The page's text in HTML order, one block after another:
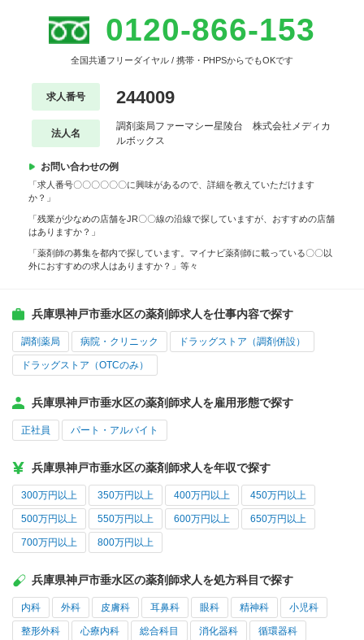
0120-866-153
全国共通フリーダイヤル / 携帯・PHPSからでもOKです
求人番号 244009
法人名
調剤薬局ファーマシー星陵台 株式会社メディカ
ルボックス
お問い合わせの例
「求人番号〇〇〇〇〇〇に興味があるので、詳細を教えていただけます
か？」
「残業が少なめの店舗をJR〇〇線の沿線で探していますが、おすすめの店舗
はありますか？」
「薬剤師の募集を都内で探しています。マイナビ薬剤師に載っている〇〇以
外におすすめの求人はありますか？」等々
兵庫県神戸市垂水区の薬剤師求人を仕事内容で探す
調剤薬局 病院・クリニック ドラッグストア（調剤併設）
ドラッグストア（OTCのみ）
兵庫県神戸市垂水区の薬剤師求人を雇用形態で探す
正社員 パート・アルバイト
兵庫県神戸市垂水区の薬剤師求人を年収で探す
300万円以上 350万円以上 400万円以上 450万円以上
500万円以上 550万円以上 600万円以上 650万円以上
700万円以上 800万円以上
兵庫県神戸市垂水区の薬剤師求人を処方科目で探す
内科 外科 皮膚科 耳鼻科 眼科 精神科 小児科
整形外科 心療内科 総合科目 消化器科 循環器科